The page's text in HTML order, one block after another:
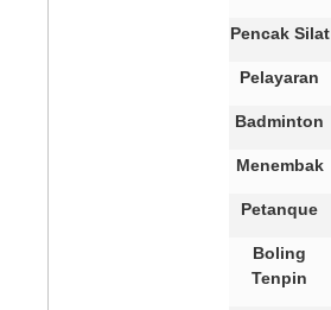
Pencak Silat
Pelayaran
Badminton
Menembak
Petanque
Boling
Tenpin